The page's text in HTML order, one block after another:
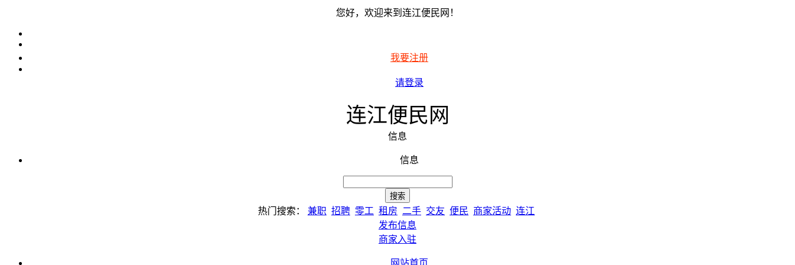
您好，欢迎来到连江便民网！
我要注册
请登录
连江便民网
信息
信息
热门搜索： 兼职 招聘 零工 租房 二手 交友 便民 商家活动 连江
发布信息
商家入驻
网站首页